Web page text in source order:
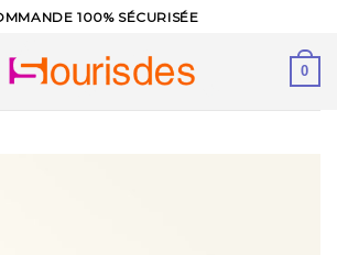
100% SÉCURISÉE
0